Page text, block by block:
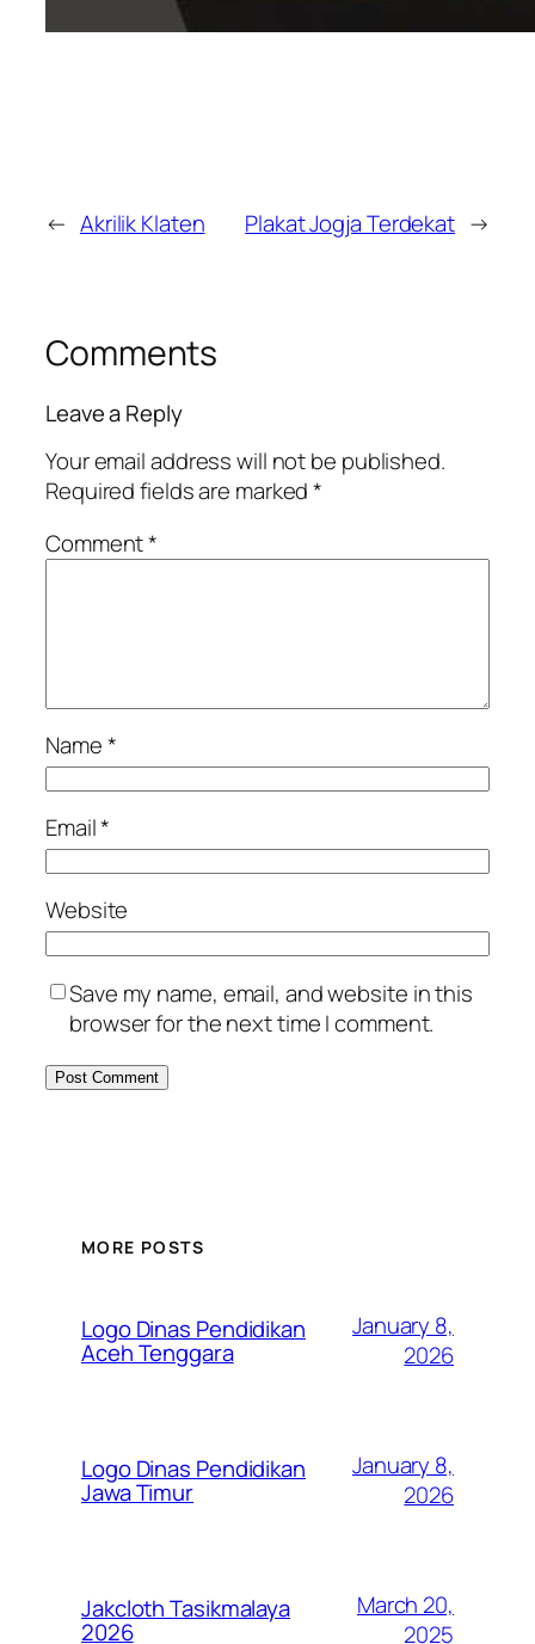
← Akrilik Klaten Plakat Jogja Terdekat →
Comments
Leave a Reply
Your email address will not be published.
Required fields are marked*
Comment*
Name*
Email*
Website
Save my name, email, and website in this
browser for the next time I comment.
MORE POSTS
Logo Dinas Pendidikan
Aceh Tenggara
January 8,
2026
Logo Dinas Pendidikan
Jawa Timur
January 8,
2026
Jakcloth Tasikmalaya
2026
March 20,
2025